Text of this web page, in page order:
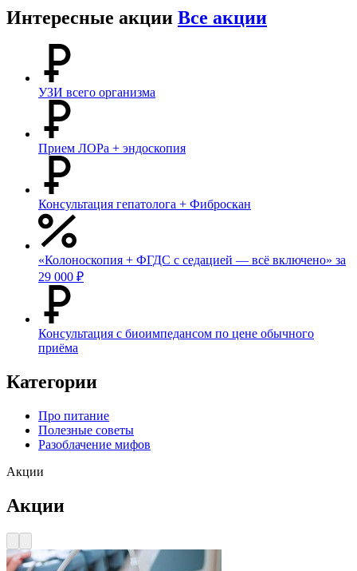
Интересные акции Все акции
УЗИ всего организма
Прием ЛОРа + эндоскопия
Консультация гепатолога + Фиброскан
«Колоноскопия + ФГДС с седацией — всё включено» за
29 000 ₽
Консультация с биоимпедансом по цене обычного
приёма
Категории
Про питание
Полезные советы
Разоблачение мифов
Акции
Акции